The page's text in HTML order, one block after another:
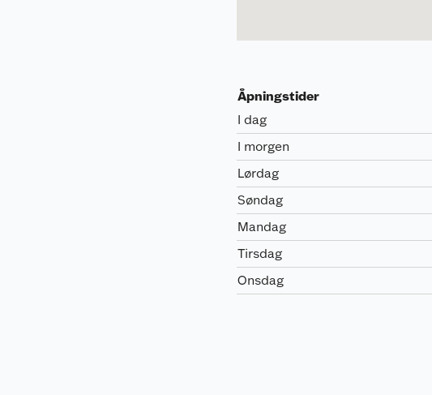
Åpningstider
I dag
I morgen
Lørdag
Søndag
Mandag
Tirsdag
Onsdag